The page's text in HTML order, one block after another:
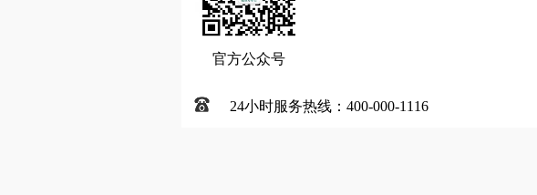
官方公众号
24小时服务热线：400-000-1116